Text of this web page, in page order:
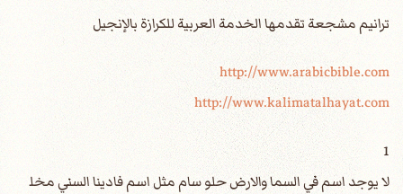
http://www.arabicbible.com
http://www.kalimatalhayat.com
1
لا يوجد اسم في السما والارض حلو سام مثل اسم فادينا السني مخل